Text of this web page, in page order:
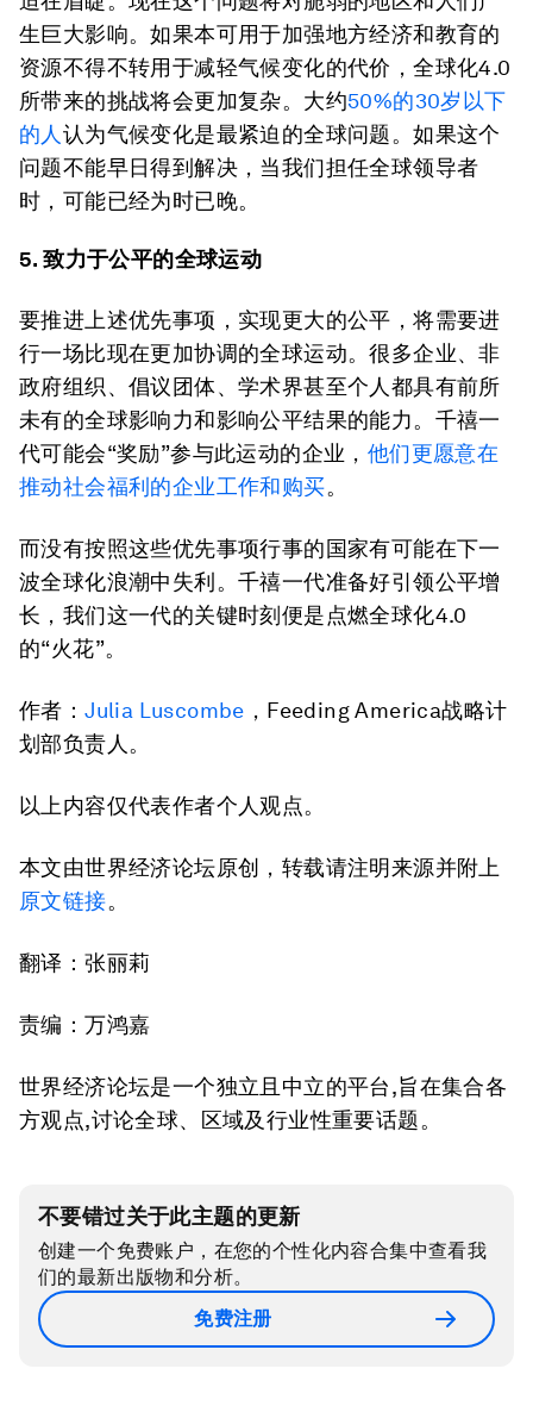
生巨大影响。如果本可用于加强地方经济和教育的
资源不得不转用于减轻气候变化的代价，全球化4.0
所带来的挑战将会更加复杂。大约50%的30岁以下
的人 认为气候变化是最紧迫的全球问题。如果这个
问题不能早日得到解决，当我们担任全球领导者
时，可能已经为时已晚。
5. 致力于公平的全球运动
要推进上述优先事项，实现更大的公平，将需要进
行一场比现在更加协调的全球运动。很多企业、非
政府组织、倡议团体、学术界甚至个人都具有前所
未有的全球影响力和影响公平结果的能力。千禧一
代可能会“奖励”参与此运动的企业， 他们更愿意在
推动社会福利的企业工作和购买。
而没有按照这些优先事项行事的国家有可能在下一
波全球化浪潮中失利。千禧一代准备好引领公平增
长，我们这一代的关键时刻便是点燃全球化4.0
的“火花”。
作者：Julia Luscombe ，Feeding America战略计
划部负责人。
以上内容仅代表作者个人观点。
本文由世界经济论坛原创，转载请注明来源并附上
原文链接。
翻译：张丽莉
责编：万鸿嘉
世界经济论坛是一个独立且中立的平台,旨在集合各
方观点,讨论全球、区域及行业性重要话题。
不要错过关于此主题的更新
创建一个免费账户，在您的个性化内容合集中查看我
们的最新出版物和分析。
免费注册